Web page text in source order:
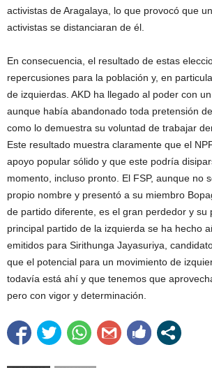
activistas de Aragalaya, lo que provocó que
activistas se distanciaran de él.
En consecuencia, el resultado de estas
repercusiones para la población y, en
de izquierdas. AKD ha llegado al poder con
aunque había abandonado toda pretensión
como lo demuestra su voluntad de trabajar
Este resultado muestra claramente que el
apoyo popular sólido y que este podría
momento, incluso pronto. El FSP, aunque no
propio nombre y presentó a su miembro
de partido diferente, es el gran perdedor y su
principal partido de la izquierda se ha hecho
emitidos para Sirithunga Jayasuriya,
que el potencial para un movimiento de
todavía está ahí y que tenemos que
pero con vigor y determinación.